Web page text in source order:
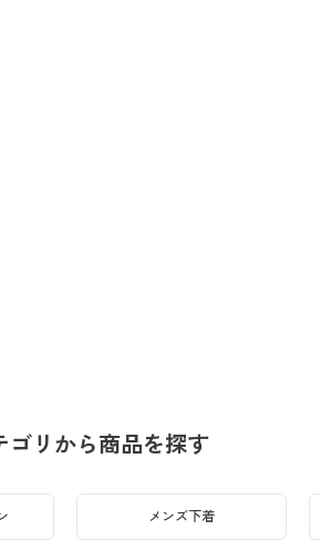
ゴリから商品を探す
メンズ下着